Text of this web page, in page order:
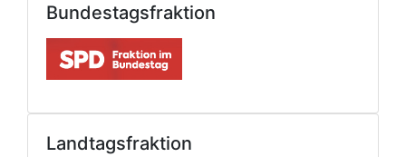
Bundestagsfraktion
Landtagsfraktion